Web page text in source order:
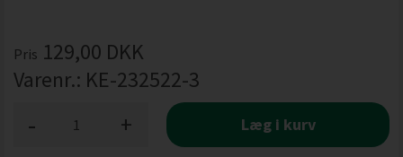
Pris 129,00 DKK
Varenr.: KE-232522-3
+
- Læg i kurv